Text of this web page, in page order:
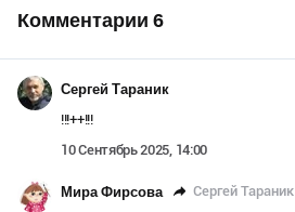
Комментарии 6
Сергей Тараник
!!!++!!!
10 Сентябрь 2025, 14:00
Мира Фирсова Сергей Тараник